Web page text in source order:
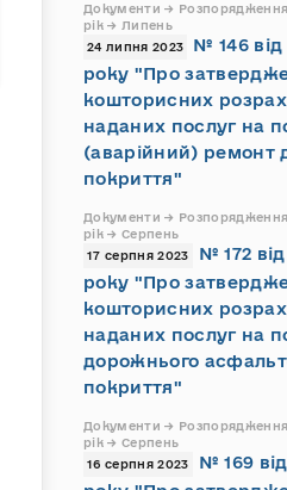
Документи →
рік → Липень
24 липня 2023
№ 146 від
року "Про
кошторисних
наданих послуг на
(аварійний) ремонт
покриття"
Документи →
рік → Серпень
17 серпня 2023
№ 172
року "Про
кошторисних
наданих послуг на
дорожнього
покриття"
Документи →
рік → Серпень
16 серпня 2023
№ 169